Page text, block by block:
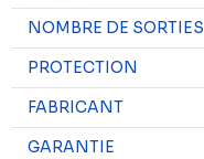
NOMBRE DE SORTIES
PROTECTION
FABRICANT
GARANTIE